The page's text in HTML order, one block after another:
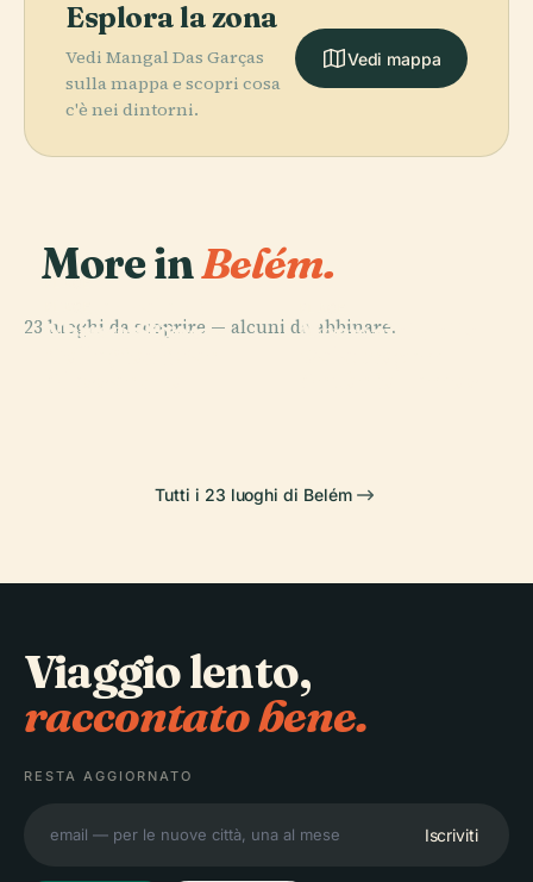
Esplora la zona
Vedi Mangal Das Garças
sulla mappa e scopri cosa
c'è nei dintorni.
Vedi mappa
More inBelém.
23 luoghi da scoprire — alcuni da abbinare.
PLACE
Nostra Signora
Memorial della
Chiesa e Ex
PLACE
Tutti i 23 luoghi di Belém
Viaggio lento,
raccontato bene.
RESTA AGGIORNATO
Iscriviti